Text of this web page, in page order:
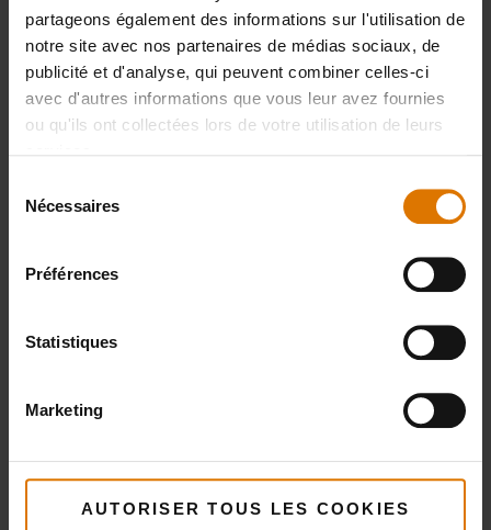
partageons également des informations sur l'utilisation de
notre site avec nos partenaires de médias sociaux, de
publicité et d'analyse, qui peuvent combiner celles-ci
avec d'autres informations que vous leur avez fournies
ou qu'ils ont collectées lors de votre utilisation de leurs
Nécessaires
Préférences
Statistiques
Marketing
AUTORISER TOUS LES COOKIES
PRINT THIS LIST
cuisson
pour poulet
74,99 €
56,24 €
TVA incluse